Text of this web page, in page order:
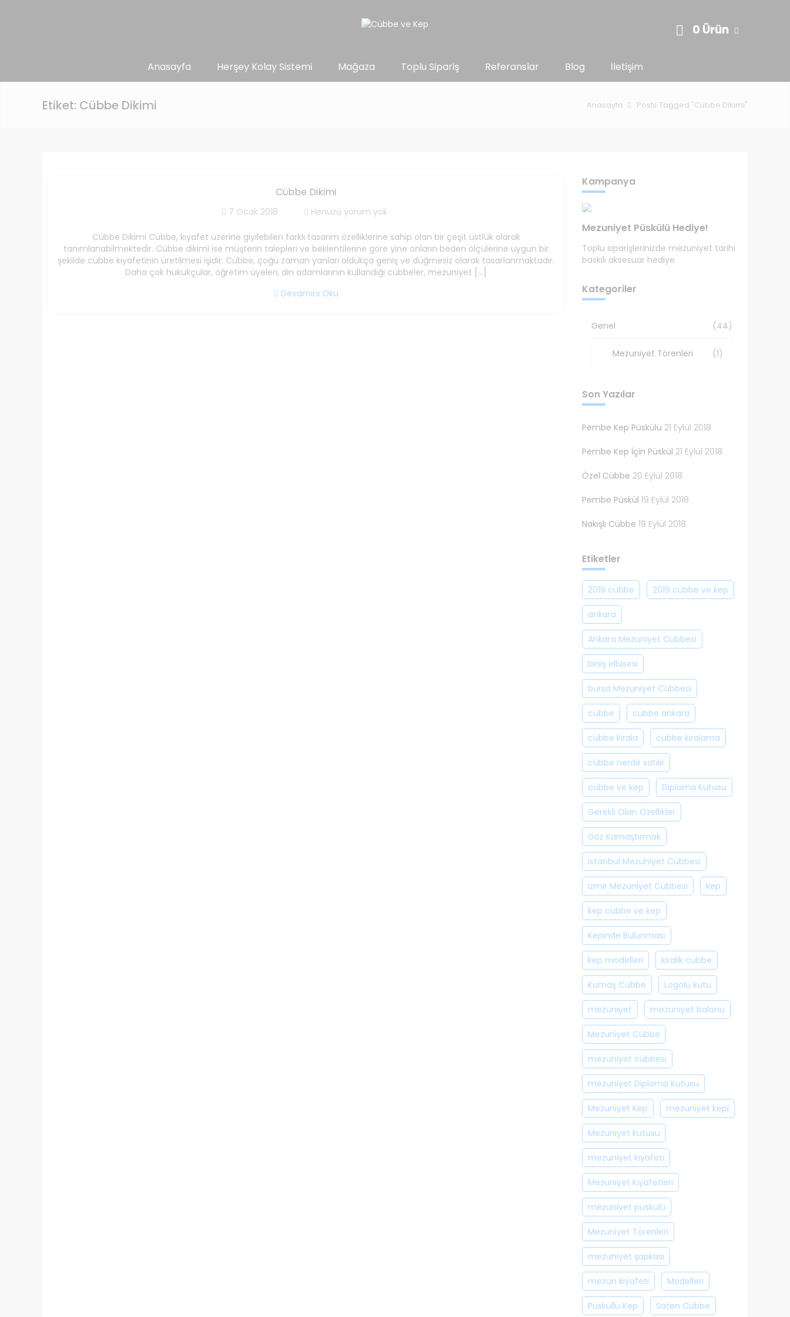
0 Ürün
Anasayfa Herşey Kolay Sistemi Mağaza Toplu Sipariş Referanslar Blog İletişim
Etiket: Cübbe Dikimi Anasayfa Posts Tagged "Cübbe Dikimi"
Cübbe Dikimi
7 Ocak 2018 Henüzü yorum yok
Cübbe Dikimi Cübbe, kıyafet üzerine giyilebilen farklı tasarım özelliklerine sahip olan bir çeşit üstlük olarak
tanımlanabilmektedir. Cübbe dikimi ise müşterin talepleri ve beklentilerine göre yine onların beden ölçülerine uygun bir
şekilde cübbe kıyafetinin üretilmesi işidir. Cübbe, çoğu zaman yanları oldukça geniş ve düğmesiz olarak tasarlanmaktadır.
Daha çok hukukçular, öğretim üyeleri, din adamlarının kullandığı cübbeler, mezuniyet […]
Devamını Oku
Kampanya
Mezuniyet Püskülü Hediye!
Toplu siparişlerinizde mezuniyet tarihi
baskılı aksesuar hediye
Kategoriler
Genel (44)
Mezuniyet Törenleri (1)
Son Yazılar
Pembe Kep Püskülü 21 Eylül 2018
Pembe Kep İçin Püskül 21 Eylül 2018
Özel Cübbe 20 Eylül 2018
Pembe Püskül 19 Eylül 2018
Nakışlı Cübbe 19 Eylül 2018
Etiketler
2019 cübbe 2019 cübbe ve kep
ankara
Ankara Mezuniyet Cübbesi
biniş elbisesi
bursa Mezuniyet Cübbesi
cübbe cübbe ankara
cübbe kirala cübbe kiralama
cübbe nerde satılır
cübbe ve kep Diploma Kutusu
Gerekli Olan Özellikler
Göz Kamaştırmak
istanbul Mezuniyet Cübbesi
izmir Mezuniyet Cübbesi kep
kep cübbe ve kep
Kepinde Bulunması
kep modelleri kiralık cübbe
Kumaş Cübbe Logolu kutu
mezuniyet mezuniyet balonu
Mezuniyet Cübbe
mezuniyet cübbesi
mezuniyet Diploma Kutusu
Mezuniyet Kep mezuniyet kepi
Mezuniyet kutusu
mezuniyet kıyafeti
Mezuniyet Kıyafetleri
mezuniyet püskülü
Mezuniyet Törenleri
mezuniyet şapkası
mezun kıyafeti Modelleri
Püsküllü Kep Saten Cübbe